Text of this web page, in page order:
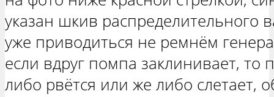
указан шкив распределительного
уже приводиться не ремнём
если вдруг помпа заклинивает,
либо рвётся или же либо слетает,